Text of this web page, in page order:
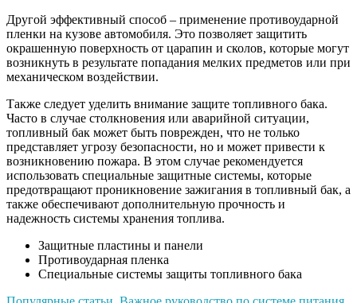
Другой эффективный способ – применение противоударной
пленки на кузове автомобиля. Это позволяет защитить
окрашенную поверхность от царапин и сколов, которые могут
возникнуть в результате попадания мелких предметов или при
механическом воздействии.
Также следует уделить внимание защите топливного бака.
Часто в случае столкновения или аварийной ситуации,
топливный бак может быть поврежден, что не только
представляет угрозу безопасности, но и может привести к
возникновению пожара. В этом случае рекомендуется
использовать специальные защитные системы, которые
предотвращают проникновение зажигания в топливный бак, а
также обеспечивают дополнительную прочность и
надежность системы хранения топлива.
Защитные пластины и панели
Противоударная пленка
Специальные системы защиты топливного бака